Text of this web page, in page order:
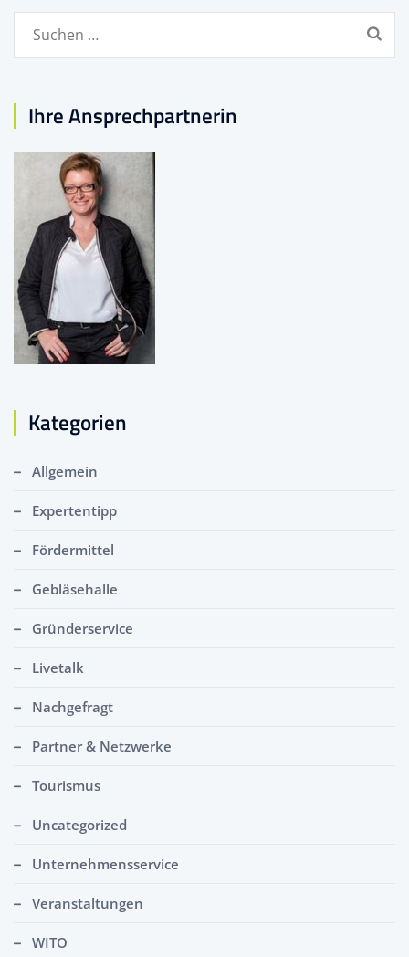
Suchen
Ihre Ansprechpartnerin
Kategorien
Allgemein
Expertentipp
Fördermittel
Gebläsehalle
Gründerservice
Livetalk
Nachgefragt
Partner & Netzwerke
Tourismus
Uncategorized
Unternehmensservice
Veranstaltungen
WITO